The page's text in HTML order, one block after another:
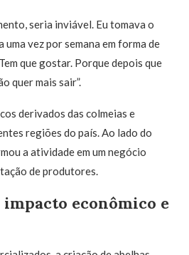
seria inviável. Eu tomava o
vez por semana em forma de
que gostar. Porque depois que
quer mais sair”.
derivados das colmeias e
regiões do país. Ao lado do
a atividade em um negócio
de produtores.
econômico e